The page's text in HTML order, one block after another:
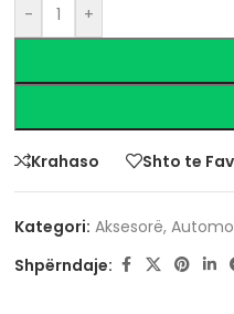
- +
Krahaso Shto te
Kategori: Aksesorë,
Shpërndaje: